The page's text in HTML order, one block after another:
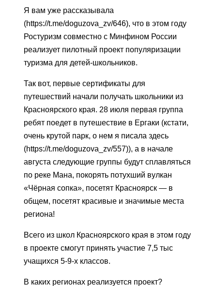
Я вам уже рассказывала
(https://t.me/doguzova_zv/646), что в этом году
Ростуризм совместно с Минфином России
реализует пилотный проект популяризации
туризма для детей-школьников.
Так вот, первые сертификаты для
путешествий начали получать школьники из
Красноярского края. 28 июля первая группа
ребят поедет в путешествие в Ергаки (кстати,
очень крутой парк, о нем я писала здесь
(https://t.me/doguzova_zv/557)), а в начале
августа следующие группы будут сплавляться
по реке Мана, покорять потухший вулкан
«Чёрная сопка», посетят Красноярск — в
общем, посетят красивые и значимые места
региона!
Всего из школ Красноярского края в этом году
в проекте смогут принять участие 7,5 тыс
учащихся 5-9-х классов.
В каких регионах реализуется проект?